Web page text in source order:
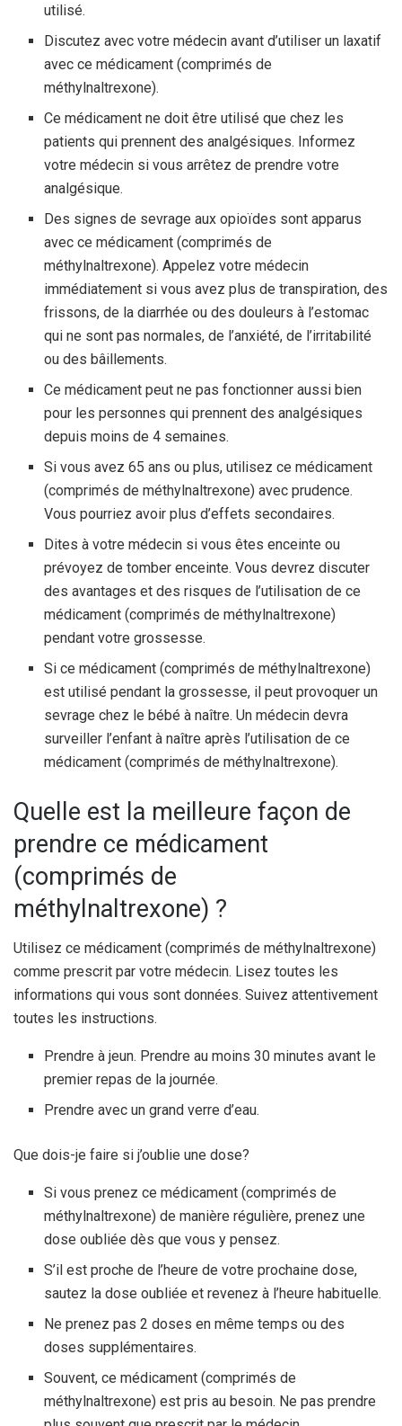
utilisé.
Discutez avec votre médecin avant d’utiliser un laxatif
avec ce médicament (comprimés de
méthylnaltrexone).
Ce médicament ne doit être utilisé que chez les
patients qui prennent des analgésiques. Informez
votre médecin si vous arrêtez de prendre votre
analgésique.
Des signes de sevrage aux opioïdes sont apparus
avec ce médicament (comprimés de
méthylnaltrexone). Appelez votre médecin
immédiatement si vous avez plus de transpiration, des
frissons, de la diarrhée ou des douleurs à l’estomac
qui ne sont pas normales, de l’anxiété, de l’irritabilité
ou des bâillements.
Ce médicament peut ne pas fonctionner aussi bien
pour les personnes qui prennent des analgésiques
depuis moins de 4 semaines.
Si vous avez 65 ans ou plus, utilisez ce médicament
(comprimés de méthylnaltrexone) avec prudence.
Vous pourriez avoir plus d’effets secondaires.
Dites à votre médecin si vous êtes enceinte ou
prévoyez de tomber enceinte. Vous devrez discuter
des avantages et des risques de l’utilisation de ce
médicament (comprimés de méthylnaltrexone)
pendant votre grossesse.
Si ce médicament (comprimés de méthylnaltrexone)
est utilisé pendant la grossesse, il peut provoquer un
sevrage chez le bébé à naître. Un médecin devra
surveiller l’enfant à naître après l’utilisation de ce
médicament (comprimés de méthylnaltrexone).
Quelle est la meilleure façon de
prendre ce médicament
(comprimés de
méthylnaltrexone) ?
Utilisez ce médicament (comprimés de méthylnaltrexone)
comme prescrit par votre médecin. Lisez toutes les
informations qui vous sont données. Suivez attentivement
toutes les instructions.
Prendre à jeun. Prendre au moins 30 minutes avant le
premier repas de la journée.
Prendre avec un grand verre d’eau.
Que dois-je faire si j’oublie une dose?
Si vous prenez ce médicament (comprimés de
méthylnaltrexone) de manière régulière, prenez une
dose oubliée dès que vous y pensez.
S’il est proche de l’heure de votre prochaine dose,
sautez la dose oubliée et revenez à l’heure habituelle.
Ne prenez pas 2 doses en même temps ou des
doses supplémentaires.
Souvent, ce médicament (comprimés de
méthylnaltrexone) est pris au besoin. Ne pas prendre